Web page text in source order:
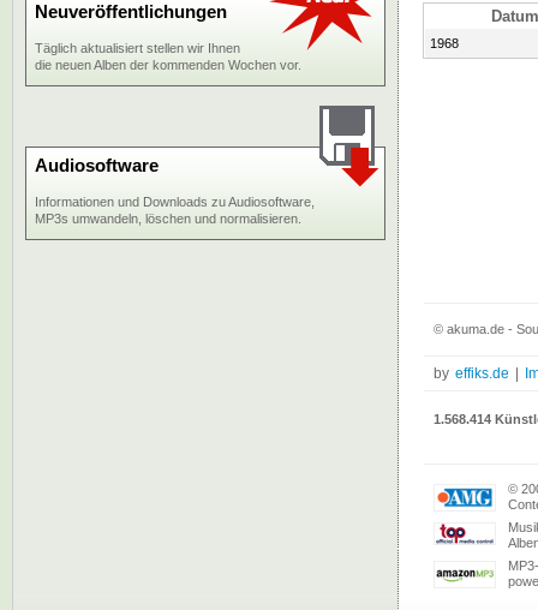
Datum
1968
Neuveröffentlichungen
Täglich aktualisiert stellen wir Ihnen
die neuen Alben der kommenden Wochen vor.
Audiosoftware
Informationen und Downloads zu Audiosoftware,
MP3s umwandeln, löschen und normalisieren.
© akuma.de -
by effiks.de
1.568.414
©